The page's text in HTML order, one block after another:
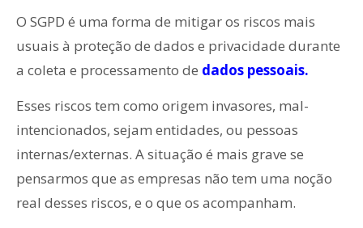
O SGPD é uma forma de mitigar os riscos mais
usuais à proteção de dados e privacidade durante
a coleta e processamento de dados pessoais.
Esses riscos tem como origem invasores, mal-
intencionados, sejam entidades, ou pessoas
internas/externas. A situação é mais grave se
pensarmos que as empresas não tem uma noção
real desses riscos, e o que os acompanham.